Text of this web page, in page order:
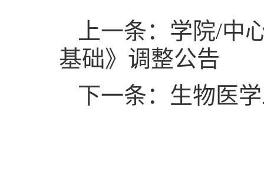
上一条：学院/中
基础》调整公告
下一条：生物医